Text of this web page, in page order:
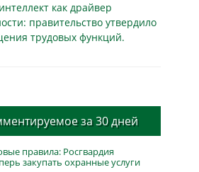
как драйвер
правительство утвердило
трудовых функций.
за 30 дней
правила: Росгвардия
закупать охранные услуги